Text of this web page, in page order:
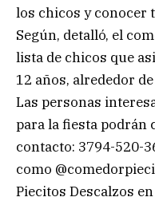
los chicos y conocer
Según, detalló, el
lista de chicos que
12 años, alrededor
Las personas
para la fiesta podrán
contacto: 3794-520-
como
Piecitos Descalzos